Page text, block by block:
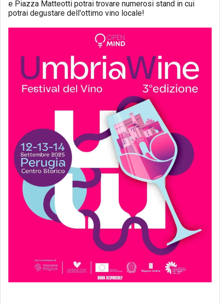
e Piazza Matteotti potrai trovare numerosi stand in cui
potrai degustare dell'ottimo vino locale!